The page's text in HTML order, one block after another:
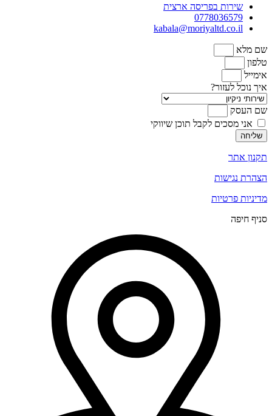
שירות בפריסה ארצית
0778036579
kabala@moriyaltd.co.il
שם מלא
טלפון
אימייל
איך נוכל לעזור?
שם העסק
אני מסכים לקבל תוכן שיווקי
שליחה
תקנון אתר
הצהרת נגישות
מדיניות פרטיות
סניף חיפה